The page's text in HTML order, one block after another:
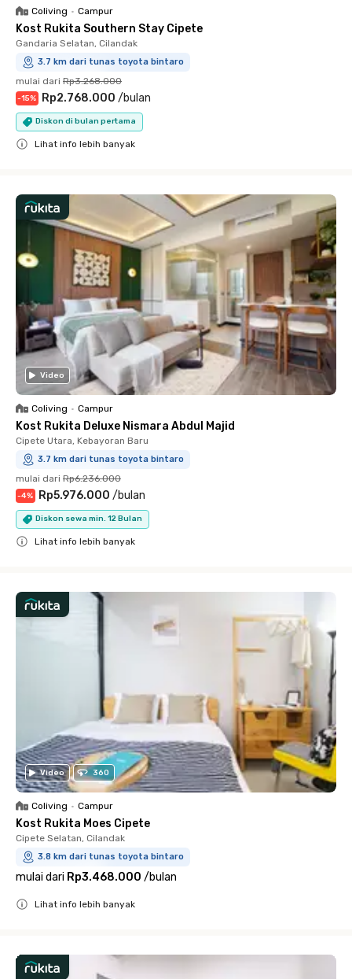
Coliving • Campur
Kost Rukita Southern Stay Cipete
Gandaria Selatan, Cilandak
3.7 km dari tunas toyota bintaro
mulai dari Rp3.268.000
-15% Rp2.768.000 /bulan
Diskon di bulan pertama
Lihat info lebih banyak
Video
Coliving • Campur
Kost Rukita Deluxe Nismara Abdul Majid
Cipete Utara, Kebayoran Baru
3.7 km dari tunas toyota bintaro
mulai dari Rp6.236.000
-4% Rp5.976.000 /bulan
Diskon sewa min. 12 Bulan
Lihat info lebih banyak
Video 360
Coliving • Campur
Kost Rukita Moes Cipete
Cipete Selatan, Cilandak
3.8 km dari tunas toyota bintaro
mulai dari Rp3.468.000 /bulan
Lihat info lebih banyak